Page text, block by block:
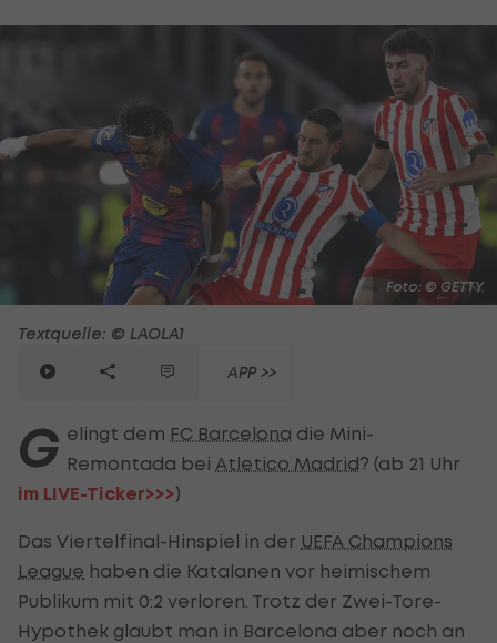
Foto: © GETTY
Textquelle: © LAOLA1
APP >>
G elingt dem FC Barcelona die Mini-
Remontada bei Atletico Madrid? (ab 21 Uhr
im LIVE-Ticker>>>)
Das Viertelfinal-Hinspiel in der UEFA Champions
League haben die Katalanen vor heimischem
Publikum mit 0:2 verloren. Trotz der Zwei-Tore-
Hypothek glaubt man in Barcelona aber noch an